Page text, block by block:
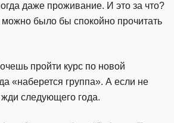
даже проживание. И это за что?
было бы спокойно прочитать
пройти курс по новой
«наберется группа». А если не
жди следующего года.